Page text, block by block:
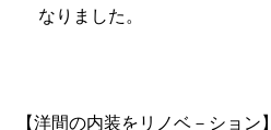
なりました。
【洋間の内装をリノベ－ション】